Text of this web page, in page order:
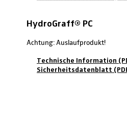
HydroGraff® PC
Achtung: Auslaufprodukt!
Technische Information
Sicherheitsdatenblatt